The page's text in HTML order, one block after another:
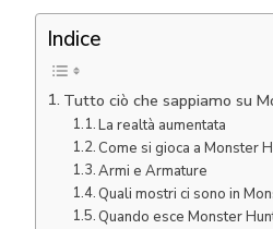
Indice
Tutto ciò che sappiamo su
La realtà aumentata
Come si gioca a Monster
Armi e Armature
Quali mostri ci sono in
Quando esce Monster